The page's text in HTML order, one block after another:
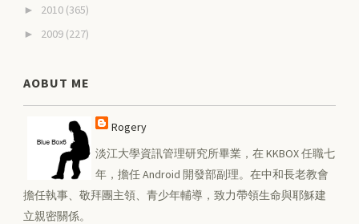
► 2010 (365)
► 2009 (227)
AOBUT ME
Rogery
淡江大學資訊管理研究所畢業，在 KKBOX 任職七
年，擔任 Android 開發部副理。在中和長老教會
擔任執事、敬拜團主領、青少年輔導，致力帶領生命與耶穌建
立親密關係。